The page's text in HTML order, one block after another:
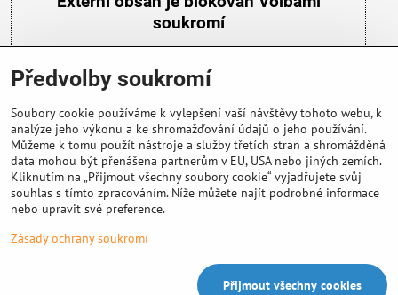
soukromí
Přejete si načíst externí obsah?
Povolit a zapamatovat - souhlas s druhem cookie:
Funkční
Důležité info
Předvolby soukromí
Soubory cookie používáme k vylepšení vaší návštěvy tohoto webu, k
analýze jeho výkonu a ke shromažďování údajů o jeho používání.
Můžeme k tomu použít nástroje a služby třetích stran a shromážděná
data mohou být přenášena partnerům v EU, USA nebo jiných zemích.
Kliknutím na „Přijmout všechny soubory cookie“ vyjadřujete svůj
souhlas s tímto zpracováním. Níže můžete najít podrobné informace
nebo upravit své preference.
Zásady ochrany soukromí
Přijmout všechny cookies